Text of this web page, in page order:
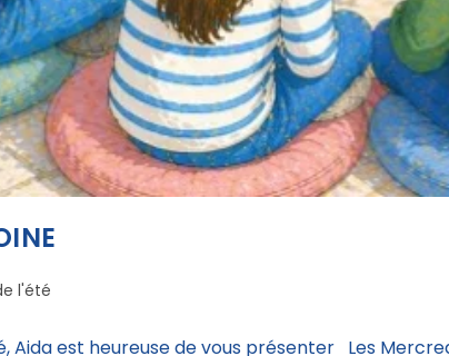
l'été
Aida est heureuse de vous présenter Les